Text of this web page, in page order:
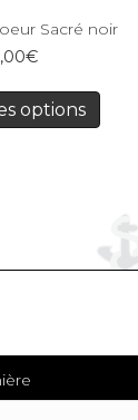
Sacré noir
€
options